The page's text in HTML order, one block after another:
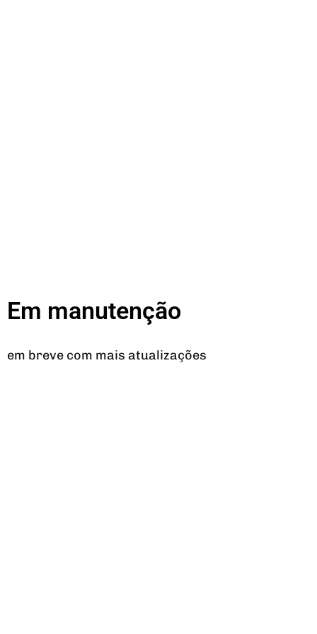
Em manutenção
em breve com mais atualizações